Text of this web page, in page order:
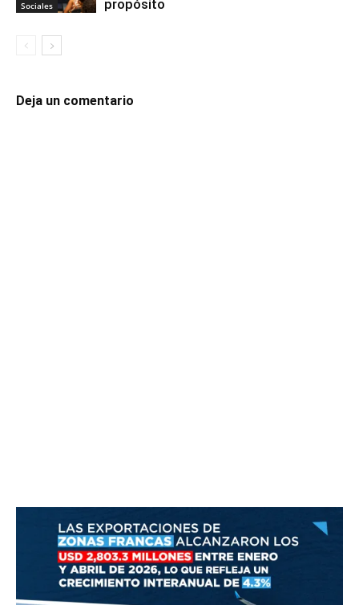
Sociales
propósito
Deja un comentario